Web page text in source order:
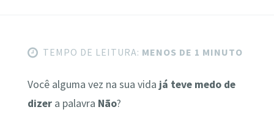
TEMPO DE LEITURA: MENOS DE 1 MINUTO
Você alguma vez na sua vida já teve medo de
dizera palavra Não?